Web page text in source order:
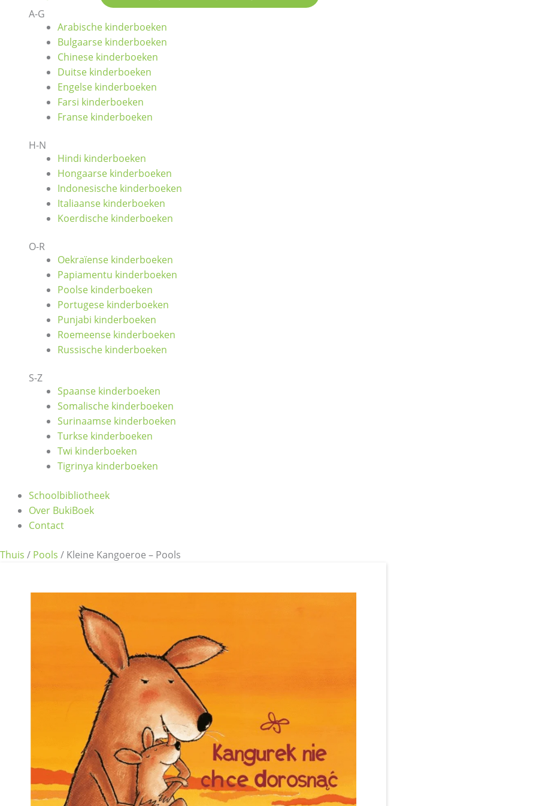
A-G
Arabische kinderboeken
Bulgaarse kinderboeken
Chinese kinderboeken
Duitse kinderboeken
Engelse kinderboeken
Farsi kinderboeken
Franse kinderboeken
H-N
Hindi kinderboeken
Hongaarse kinderboeken
Indonesische kinderboeken
Italiaanse kinderboeken
Koerdische kinderboeken
O-R
Oekraïense kinderboeken
Papiamentu kinderboeken
Poolse kinderboeken
Portugese kinderboeken
Punjabi kinderboeken
Roemeense kinderboeken
Russische kinderboeken
S-Z
Spaanse kinderboeken
Somalische kinderboeken
Surinaamse kinderboeken
Turkse kinderboeken
Twi kinderboeken
Tigrinya kinderboeken
Schoolbibliotheek
Over BukiBoek
Contact
Thuis / Pools / Kleine Kangoeroe – Pools